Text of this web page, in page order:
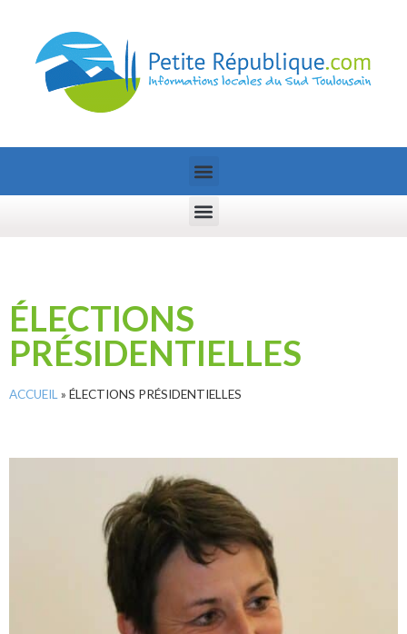
ÉLECTIONS
PRÉSIDENTIELLES
ACCUEIL » ÉLECTIONS PRÉSIDENTIELLES